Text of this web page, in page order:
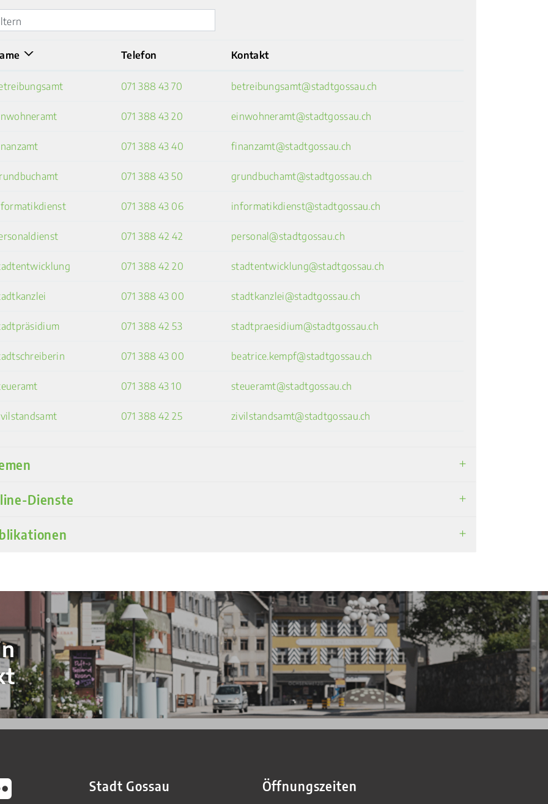
Telefon Kontakt
071 388 43 70 betreibungsamt@stadtgossau.ch
071 388 43 20 einwohneramt@stadtgossau.ch
071 388 43 40 finanzamt@stadtgossau.ch
071 388 43 50 grundbuchamt@stadtgossau.ch
071 388 43 06 informatikdienst@stadtgossau.ch
071 388 42 42 personal@stadtgossau.ch
071 388 42 20 stadtentwicklung@stadtgossau.ch
071 388 43 00 stadtkanzlei@stadtgossau.ch
071 388 42 53 stadtpraesidium@stadtgossau.ch
071 388 43 00 beatrice.kempf@stadtgossau.ch
071 388 43 10 steueramt@stadtgossau.ch
071 388 42 25 zivilstandsamt@stadtgossau.ch
Dienste
Stadt Gossau Öffnungszeiten
Flickr